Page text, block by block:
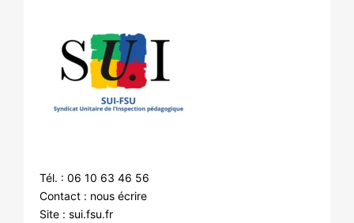
Tél. : 06 10 63 46 56
Contact : nous écrire
Site : sui.fsu.fr